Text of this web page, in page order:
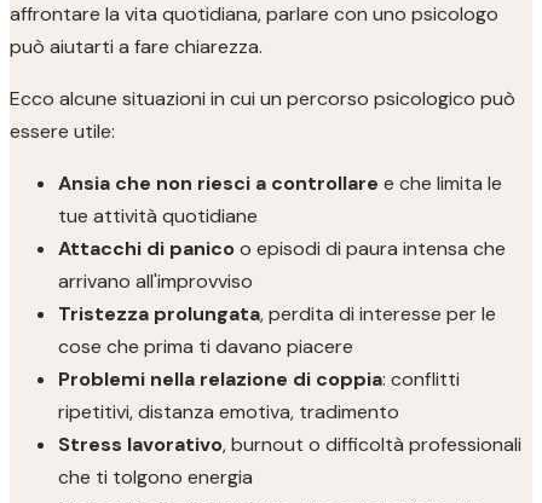
affrontare la vita quotidiana, parlare con uno psicologo
può aiutarti a fare chiarezza.
Ecco alcune situazioni in cui un percorso psicologico può
essere utile:
Ansia che non riesci a controllare e che limita le
tue attività quotidiane
Attacchi di panicoo episodi di paura intensa che
arrivano all'improvviso
Tristezza prolungata, perdita di interesse per le
cose che prima ti davano piacere
Problemi nella relazione di coppia: conflitti
ripetitivi, distanza emotiva, tradimento
Stress lavorativo, burnout o difficoltà professionali
che ti tolgono energia